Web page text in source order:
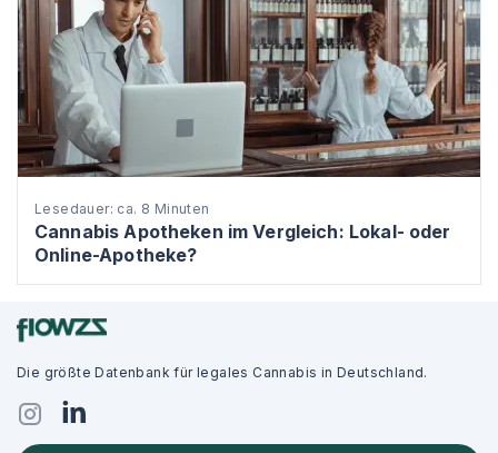
Lesedauer: ca. 8 Minuten
Cannabis Apotheken im Vergleich: Lokal- oder
Online-Apotheke?
Die größte Datenbank für legales Cannabis in Deutschland.